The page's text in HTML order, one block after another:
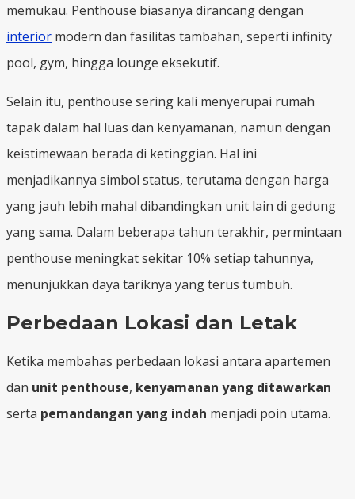
memukau. Penthouse biasanya dirancang dengan
interior modern dan fasilitas tambahan, seperti infinity
pool, gym, hingga lounge eksekutif.
Selain itu, penthouse sering kali menyerupai rumah
tapak dalam hal luas dan kenyamanan, namun dengan
keistimewaan berada di ketinggian. Hal ini
menjadikannya simbol status, terutama dengan harga
yang jauh lebih mahal dibandingkan unit lain di gedung
yang sama. Dalam beberapa tahun terakhir, permintaan
penthouse meningkat sekitar 10% setiap tahunnya,
menunjukkan daya tariknya yang terus tumbuh.
Perbedaan Lokasi dan Letak
Ketika membahas perbedaan lokasi antara apartemen
dan unit penthouse, kenyamanan yang ditawarkan
serta pemandangan yang indah menjadi poin utama.